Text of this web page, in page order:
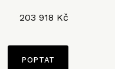
203 918 Kč
POPTAT